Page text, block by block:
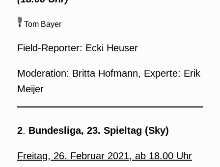
Tom Bayer
Field-Reporter: Ecki Heuser
Moderation: Britta Hofmann, Experte: Erik
Meijer
2. Bundesliga, 23. Spieltag (Sky)
Freitag, 26. Februar 2021, ab 18.00 Uhr